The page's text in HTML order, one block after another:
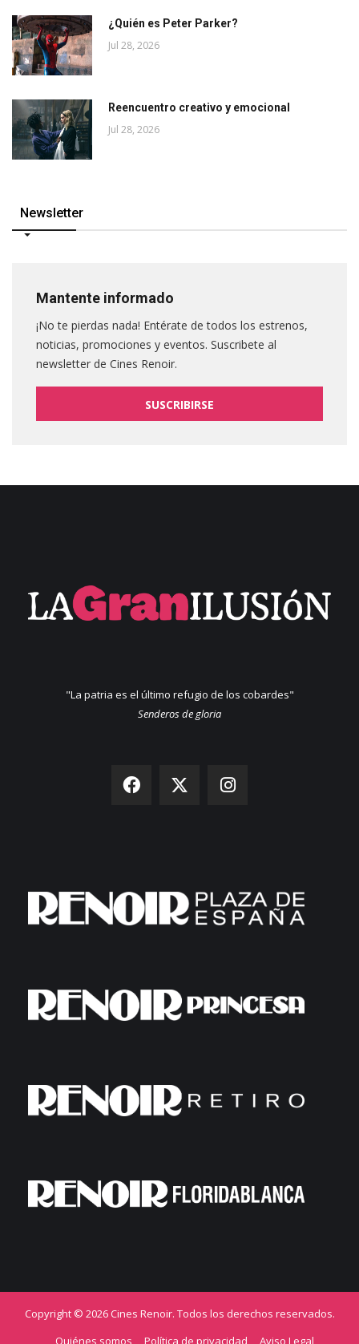
¿Quién es Peter Parker?
Jul 28, 2026
Reencuentro creativo y emocional
Jul 28, 2026
Newsletter
Mantente informado
¡No te pierdas nada! Entérate de todos los estrenos,
noticias, promociones y eventos. Suscribete al
newsletter de Cines Renoir.
SUSCRIBIRSE
"La patria es el último refugio de los cobardes"
Senderos de gloria
Copyright © 2026 Cines Renoir. Todos los derechos reservados.
Quiénes somos
Política de privacidad Aviso Legal